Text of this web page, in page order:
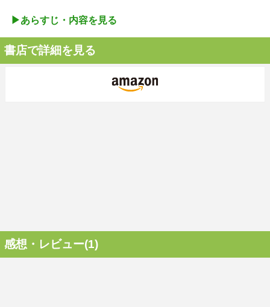
▶︎あらすじ・内容を見る
書店で詳細を見る
感想・レビュー(1)